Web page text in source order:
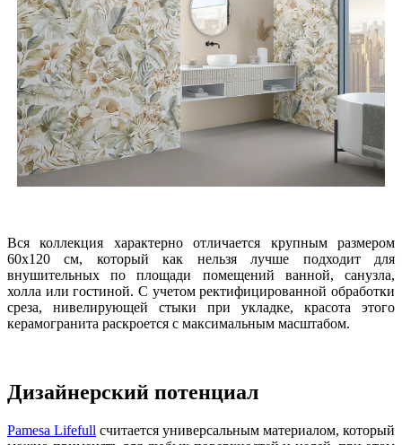
Вся коллекция характерно отличается крупным размером
60х120 см, который как нельзя лучше подходит для
внушительных по площади помещений ванной, санузла,
холла или гостиной. С учетом ректифицированной обработки
среза, нивелирующей стыки при укладке, красота этого
керамогранита раскроется с максимальным масштабом.
Дизайнерский потенциал
Pamesa Lifefull считается универсальным материалом, который